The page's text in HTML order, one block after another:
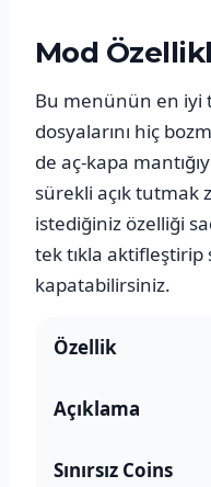
Mod
Bu menünün en iyi
dosyalarını hiç
de aç-kapa
sürekli açık tutmak
istediğiniz özelliği
tek tıkla
kapatabilirsiniz.
Özellik
Açıklama
Sınırsız Coins